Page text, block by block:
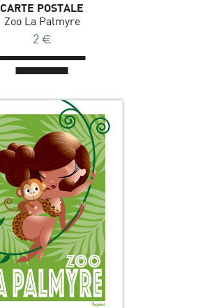
CARTE POSTALE
Zoo La Palmyre
2 €